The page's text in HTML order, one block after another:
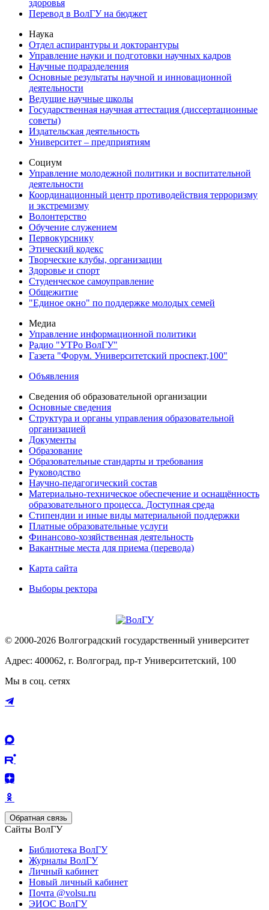
здоровья
Перевод в ВолГУ на бюджет
Наука
Отдел аспирантуры и докторантуры
Управление науки и подготовки научных кадров
Научные подразделения
Основные результаты научной и инновационной
деятельности
Ведущие научные школы
Государственная научная аттестация (диссертационные
советы)
Издательская деятельность
Университет – предприятиям
Социум
Управление молодежной политики и воспитательной
деятельности
Координационный центр противодействия терроризму
и экстремизму
Волонтерство
Обучение служением
Первокурснику
Этический кодекс
Творческие клубы, организации
Здоровье и спорт
Студенческое самоуправление
Общежитие
"Единое окно" по поддержке молодых семей
Медиа
Управление информационной политики
Радио "УТРо ВолГУ"
Газета "Форум. Университетский проспект,100"
Объявления
Сведения об образовательной организации
Основные сведения
Структура и органы управления образовательной
организацией
Документы
Образование
Образовательные стандарты и требования
Руководство
Научно-педагогический состав
Материально-техническое обеспечение и оснащённость
образовательного процесса. Доступная среда
Стипендии и иные виды материальной поддержки
Платные образовательные услуги
Финансово-хозяйственная деятельность
Вакантные места для приема (перевода)
Карта сайта
Выборы ректора
© 2000-2026 Волгоградский государственный университет
Адрес: 400062, г. Волгоград, пр-т Университетский, 100
Мы в соц. сетях
Обратная связь
Сайты ВолГУ
Библиотека ВолГУ
Журналы ВолГУ
Личный кабинет
Новый личный кабинет
Почта @volsu.ru
ЭИОС ВолГУ